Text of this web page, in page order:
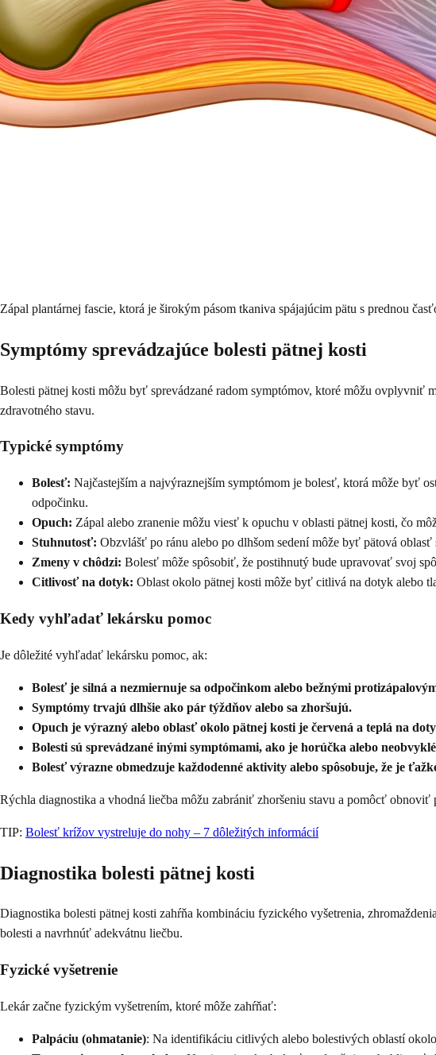
Zápal plantárnej fascie, ktorá je širokým pásom tkaniva spájajúcim pätu s prednou
Symptómy sprevádzajúce bolesti pätnej kosti
Bolesti pätnej kosti môžu byť sprevádzané radom symptómov, ktoré môžu
zdravotného stavu.
Typické symptómy
Bolesť: Najčastejším a najvýraznejším symptómom je bolesť, ktorá môže byť
odpočinku.
Opuch: Zápal alebo zranenie môžu viesť k opuchu v oblasti pätnej kosti, čo
Stuhnutosť: Obzvlášť po ránu alebo po dlhšom sedení môže byť pätová
Zmeny v chôdzi: Bolesť môže spôsobiť, že postihnutý bude upravovať svoj
Citlivosť na dotyk: Oblast okolo pätnej kosti môže byť citlivá na dotyk alebo
Kedy vyhľadať lekársku pomoc
Je dôležité vyhľadať lekársku pomoc, ak:
Bolesť je silná a nezmiernuje sa odpočinkom alebo bežnými
Symptómy trvajú dlhšie ako pár týždňov alebo sa zhoršujú.
Opuch je výrazný alebo oblasť okolo pätnej kosti je červená a teplá na
Bolesti sú sprevádzané inými symptómami, ako je horúčka alebo
Bolesť výrazne obmedzuje každodenné aktivity alebo spôsobuje, že je
Rýchla diagnostika a vhodná liečba môžu zabrániť zhoršeniu stavu a pomôcť
TIP: Bolesť krížov vystreluje do nohy – 7 dôležitých informácií
Diagnostika bolesti pätnej kosti
Diagnostika bolesti pätnej kosti zahŕňa kombináciu fyzického vyšetrenia,
bolesti a navrhnúť adekvátnu liečbu.
Fyzické vyšetrenie
Lekár začne fyzickým vyšetrením, ktoré môže zahŕňať:
Palpáciu (ohmatanie): Na identifikáciu citlivých alebo bolestivých oblastí